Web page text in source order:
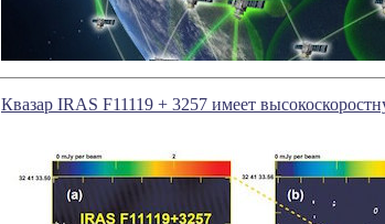
Квазар IRAS F11119 + 3257 имеет